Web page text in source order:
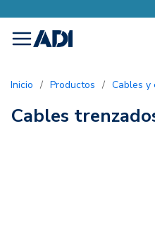
menu
Inicio / Productos / Cables
Cables